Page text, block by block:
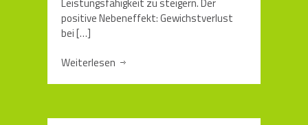
positive Nebeneffekt: Gewichstverlust
bei[…]
Weiterlesen